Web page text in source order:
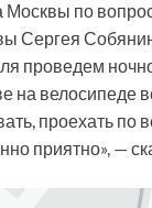
по
Сергея
проведем
на велосипеде
проехать по
приятно», —